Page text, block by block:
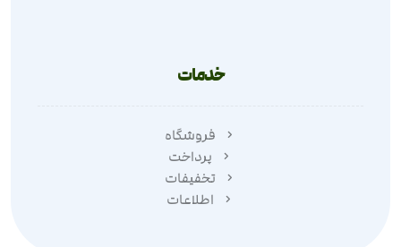
خدمات
فروشگاه
پرداخت
تخفیفات
اطلاعات